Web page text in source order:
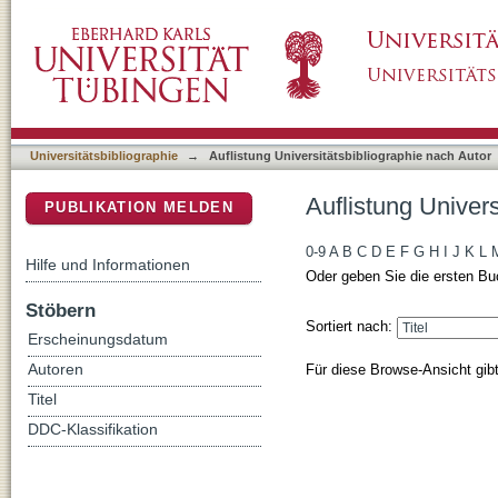
Universitätsbibliographie → Auflistung Universitätsbibliographie nach Autor
Auflistung
0-9 A B C D E F G H J K L
Oder geben Sie die ersten
Sortiert nach:
Für diese Browse-Ansicht
PUBLIKATION MELDEN
Hilfe und Informationen
Stöbern
Erscheinungsdatum
Autoren
Titel
DDC-Klassifikation